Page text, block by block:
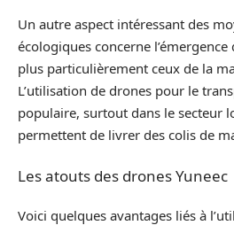
Un autre aspect intéressant des
écologiques concerne
plus particulièrement ceux de la
L’utilisation de drones pour le
populaire, surtout dans le secteur
permettent de livrer des colis de
Les atouts des drones Yuneec
Voici quelques avantages liés à